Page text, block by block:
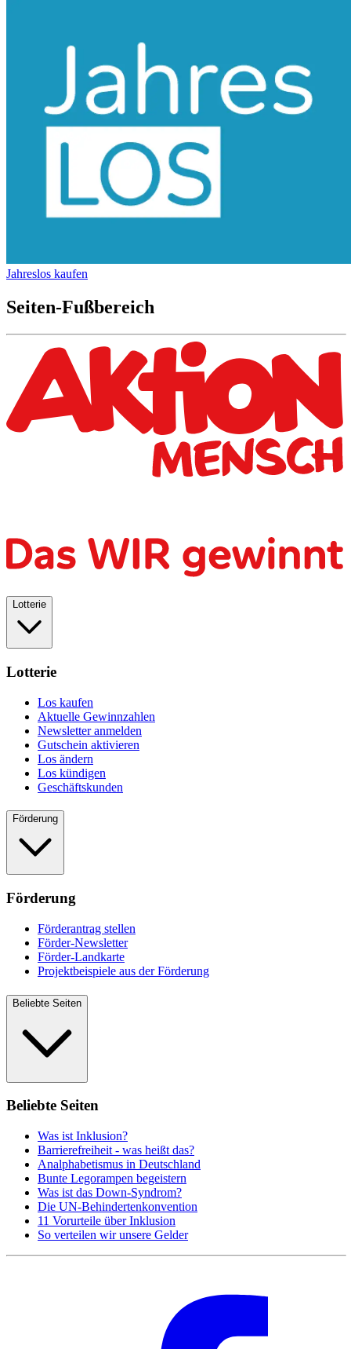
Jahreslos kaufen
Seiten-Fußbereich
Lotterie
Lotterie
Los kaufen
Aktuelle Gewinnzahlen
Newsletter anmelden
Gutschein aktivieren
Los ändern
Los kündigen
Geschäftskunden
Förderung
Förderung
Förderantrag stellen
Förder-Newsletter
Förder-Landkarte
Projektbeispiele aus der Förderung
Beliebte Seiten
Beliebte Seiten
Was ist Inklusion?
Barrierefreiheit - was heißt das?
Analphabetismus in Deutschland
Bunte Legorampen begeistern
Was ist das Down-Syndrom?
Die UN-Behindertenkonvention
11 Vorurteile über Inklusion
So verteilen wir unsere Gelder